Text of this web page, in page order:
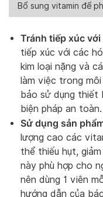
Bổ sung vitamin để
Tránh tiếp xúc
tiếp xúc với các
kim loại nặng và
làm việc trong
bảo sử dụng thiết
biện pháp an toàn.
Sử dụng sản
lượng cao các
thể thiếu hụt,
này phù hợp cho
nên dùng 1 viên
hướng dẫn của